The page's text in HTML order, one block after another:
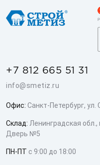
+7 812 665 51 31
info@smetiz.ru
Офис: Санкт-Петербург, ул.
Склад: Ленинградская
Дверь №5
ПН-ПТ с 9:00 до 18:00